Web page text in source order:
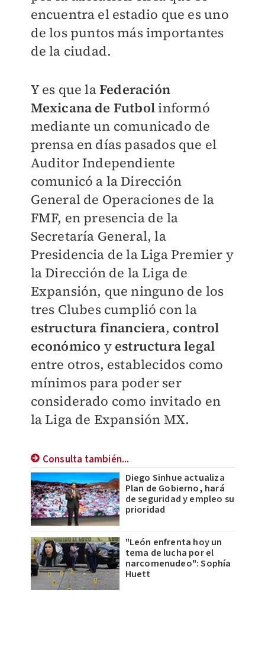
encuentra el estadio que es uno
de los puntos más importantes
de la ciudad.
Y es que laFederación
Mexicana de Futbolinformó
mediante un comunicado de
prensa en días pasados que el
Auditor Independiente
comunicó a la Dirección
General de Operaciones de la
FMF, en presencia de la
Secretaría General, la
Presidencia de la Liga Premier y
la Dirección de la Liga de
Expansión, que ninguno de los
tres Clubes cumplió con la
estructura financiera, control
económico y estructura legal
entre otros, establecidos como
mínimos para poder ser
considerado como invitado en
la Liga de Expansión MX.
Consulta también...
Diego Sinhue actualiza
Plan de Gobierno, hará
de seguridad y empleo su
prioridad
"León enfrenta hoy un
tema de lucha por el
narcomenudeo": Sophía
Huett